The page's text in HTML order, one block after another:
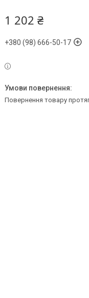
1 202 ₴
+380 (98) 666-50-17
повернення товару